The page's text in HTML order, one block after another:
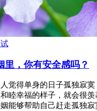
里，你有安全感吗？
觉得单身的日子孤独寂
睦幸福的样子，就会很羡
能够帮助自己赶走孤独